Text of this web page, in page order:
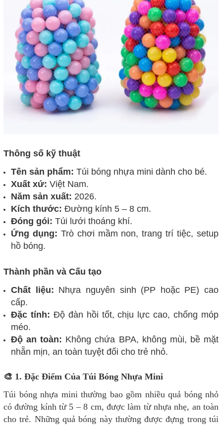
Thông số kỹ thuật
Tên sản phẩm: Túi bóng nhựa mini dành cho bé.
Xuất xứ: Việt Nam.
Năm sản xuất: 2026.
Kích thước: Đường kính 5 – 8 cm.
Đóng gói: Túi lưới thoáng khí.
Ứng dụng: Trò chơi mầm non, trang trí tiệc, setup
hồ bóng.
Thành phần và Cấu tạo
Chất liệu: Nhựa nguyên sinh (PP hoặc PE) cao
cấp.
Đặc tính: Độ đàn hồi tốt, chịu lực cao, chống móp
méo.
Độ an toàn: Không chứa BPA, không mùi, bề mặt
nhẵn mịn, an toàn tuyệt đối cho trẻ nhỏ.
🎨 1. Đặc Điểm Của Túi Bóng Nhựa Mini
Túi bóng nhựa mini thường bao gồm nhiều quả bóng nhỏ
có đường kính từ 5 – 8 cm, được làm từ nhựa nhẹ, an toàn
cho trẻ. Những quả bóng này thường được đựng trong túi